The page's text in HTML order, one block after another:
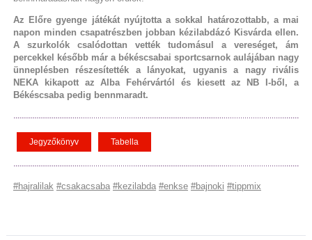
Az Előre gyenge játékát nyújtotta a sokkal határozottabb, a mai
napon minden csapatrészben jobban kézilabdázó Kisvárda ellen.
A szurkolók csalódottan vették tudomásul a vereséget, ám
percekkel később már a békéscsabai sportcsarnok aulájában nagy
ünneplésben részesítették a lányokat, ugyanis a nagy rivális
NEKA kikapott az Alba Fehérvártól és kiesett az NB I-ből, a
Békéscsaba pedig bennmaradt.
Jegyzőkönyv Tabella
#hajralilak #csakacsaba #kezilabda #enkse #bajnoki #tippmix